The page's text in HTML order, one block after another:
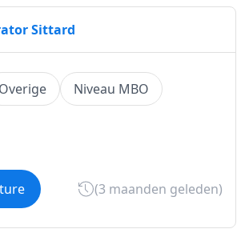
Sittard
Overige Niveau MBO
(3 maanden geleden)